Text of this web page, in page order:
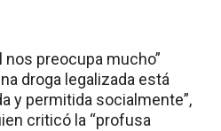
nos preocupa mucho”
droga legalizada está
y permitida socialmente”,
criticó la “profusa